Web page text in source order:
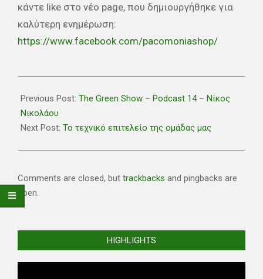
κάντε like στο νέο page, που δημιουργήθηκε για
καλύτερη ενημέρωση:
https://www.facebook.com/pacomoniashop/
07-
22
Previous Post: The Green Show – Podcast 14 – Νίκος
Νικολάου
Next Post: Το τεχνικό επιτελείο της ομάδας μας
Comments are closed, but trackbacks and pingbacks are
open.
HIGHLIGHTS